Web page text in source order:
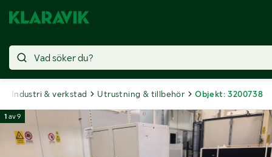
Industri & verkstad Utrustning & tillbehör Objekt: 3200738
1 av9